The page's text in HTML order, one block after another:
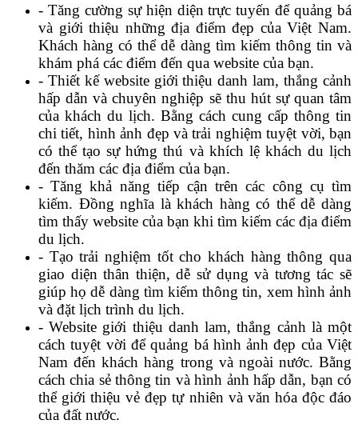
- Tăng cường sự hiện diện trực tuyến để quảng bá
và giới thiệu những địa điểm đẹp của Việt Nam.
Khách hàng có thể dễ dàng tìm kiếm thông tin và
khám phá các điểm đến qua website của bạn.
- Thiết kế website giới thiệu danh lam, thắng cảnh
hấp dẫn và chuyên nghiệp sẽ thu hút sự quan tâm
của khách du lịch. Bằng cách cung cấp thông tin
chi tiết, hình ảnh đẹp và trải nghiệm tuyệt vời, bạn
có thể tạo sự hứng thú và khích lệ khách du lịch
đến thăm các địa điểm của bạn.
- Tăng khả năng tiếp cận trên các công cụ tìm
kiếm. Đồng nghĩa là khách hàng có thể dễ dàng
tìm thấy website của bạn khi tìm kiếm các địa điểm
du lịch.
- Tạo trải nghiệm tốt cho khách hàng thông qua
giao diện thân thiện, dễ sử dụng và tương tác sẽ
giúp họ dễ dàng tìm kiếm thông tin, xem hình ảnh
và đặt lịch trình du lịch.
- Website giới thiệu danh lam, thắng cảnh là một
cách tuyệt vời để quảng bá hình ảnh đẹp của Việt
Nam đến khách hàng trong và ngoài nước. Bằng
cách chia sẻ thông tin và hình ảnh hấp dẫn, bạn có
thể giới thiệu vẻ đẹp tự nhiên và văn hóa độc đáo
của đất nước.